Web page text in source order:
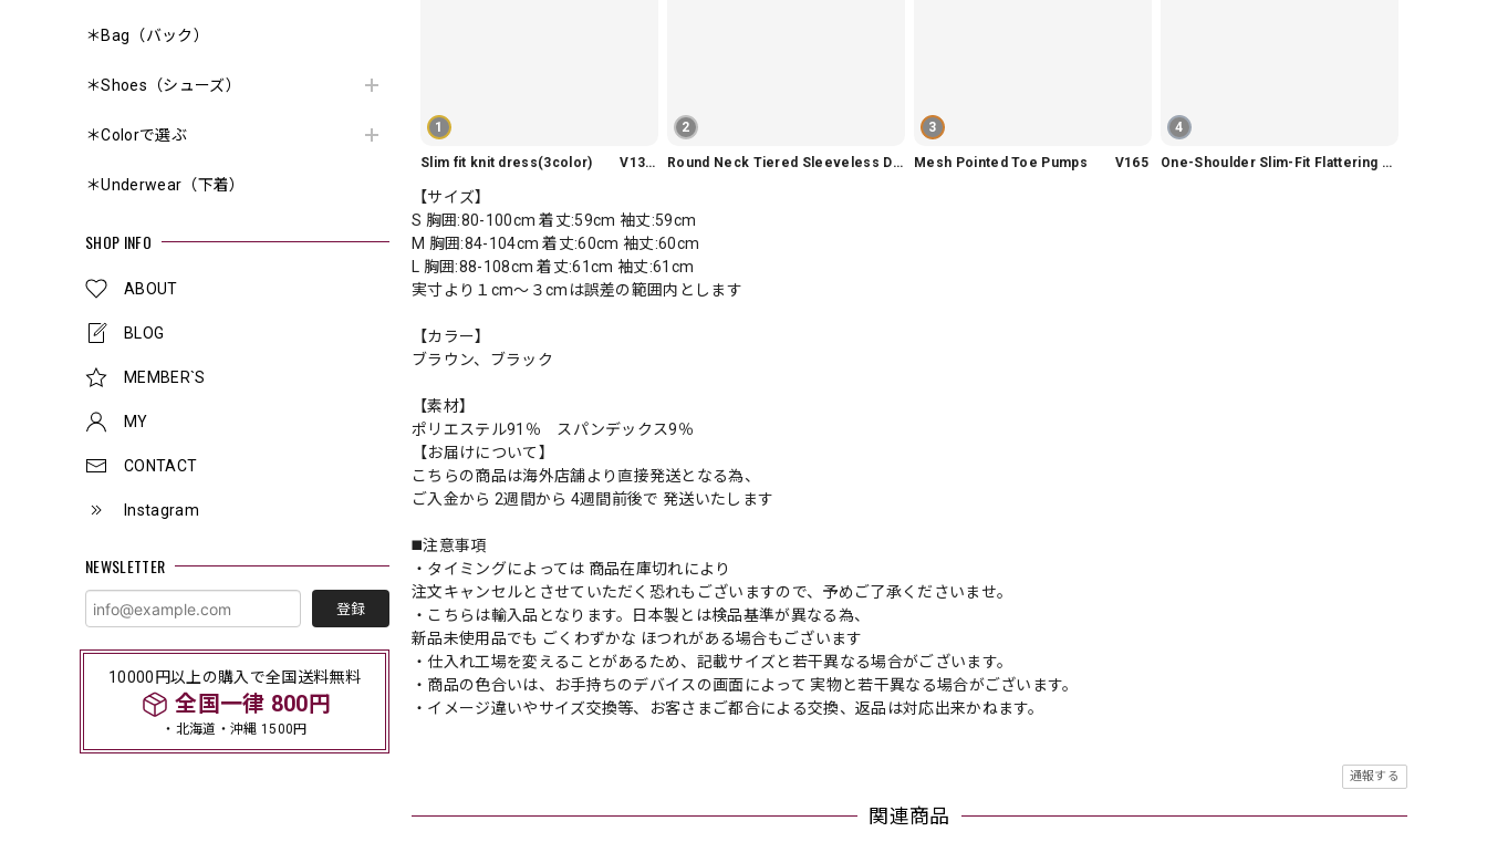
＊Bag（バック）
＊Shoes（シューズ）
＊Colorで選ぶ
＊Underwear（下着）
SHOP INFO
ABOUT
BLOG
MEMBER`S
MY
CONTACT
Instagram
NEWSLETTER
登録
10000円以上の購入で全国送料無料
全国一律 800円
・北海道・沖縄 1500円
1
Slim fit knit dress(3color) V1330
2
Round Neck Tiered Sleeveless Dress V2290
3
Mesh Pointed Toe Pumps V165
4
One-Shoulder Slim-Fit Flattering Mermaid Skirt Dress V2295
【サイズ】
S 胸囲:80-100cm 着丈:59cm 袖丈:59cm
M 胸囲:84-104cm 着丈:60cm 袖丈:60cm
L 胸囲:88-108cm 着丈:61cm 袖丈:61cm
実寸より１cm〜３cmは誤差の範囲内とします
【カラー】
ブラウン、ブラック
【素材】
ポリエステル91％ スパンデックス9％
【お届けについて】
こちらの商品は海外店舗より直接発送となる為、
ご入金から 2週間から 4週間前後で 発送いたします
◼️注意事項
・タイミングによっては 商品在庫切れにより
注文キャンセルとさせていただく恐れもございますので、予めご了承くださいませ。
・こちらは輸入品となります。日本製とは検品基準が異なる為、
新品未使用品でも ごくわずかな ほつれがある場合もございます
・仕入れ工場を変えることがあるため、記載サイズと若干異なる場合がございます。
・商品の色合いは、お手持ちのデバイスの画面によって 実物と若干異なる場合がございます。
・イメージ違いやサイズ交換等、お客さまご都合による交換、返品は対応出来かねます。
通報する
関連商品